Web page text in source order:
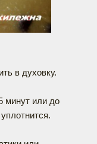
в духовку.
минут или до